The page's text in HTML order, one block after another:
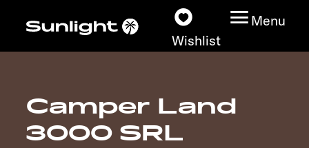
Wishlist
Menu
Models
Camper Land
3000 SRL